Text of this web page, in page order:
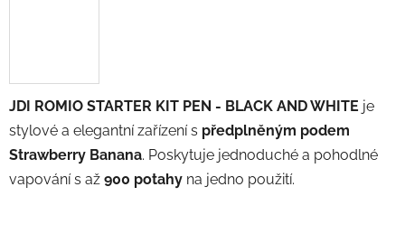
JDI ROMIO STARTER KIT PEN - BLACK AND WHITE je
stylové a elegantní zařízení s předplněným podem
Strawberry Banana. Poskytuje jednoduché a pohodlné
vapování s až 900 potahy na jedno použití.